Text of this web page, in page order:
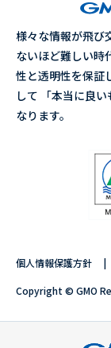
様々な情報が飛び
ないほど難しい時
性と透明性を保証
して 「本当に良
なります。
個人情報保護方針
Copyright © GMO